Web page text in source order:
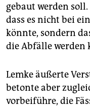
gebaut werden
dass es nicht bei
könnte, sondern
die Abfälle werden
Lemke äußerte
betonte aber
vorbeiführe, die